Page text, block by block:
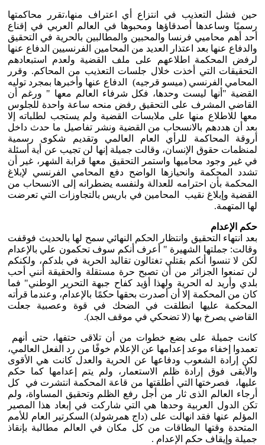
حين فشل التعذيب في انتزاع أي اعتراف منها،تقرر محاكمتها
رسميًا وساعدها أصدقاؤها ومحبوها في العالم العربي في إقناع
أحد أهم محاميي فرنسا والمحبين والمطالبين بالحرية في التحقيق
والدفاع عنها بعد اعتذار العديد من المحامين الفرنسيين الدفاع عنها
لرفض المحكمة اطلاعهم على ملف القضية ولعدم استبعادهم
التحقيقات التي أخذت خلال جلسات التعذيب من المحاكم. وقرر
المحامي الفرنسي (ميسو قرجيه) الدفاع عنها وأخبرها بمجرد توليه
القضية "أنها ليست وحدها، فكل شرفاء العالم معها " ورغم أن
القاضي المشرف على التحقيق رفض منحه ساعة واحدة للجلوس
معها للاطلاع منها على ملابسات القضية ولم يستجب لطلباته إلا
بعد أن هددهم بالانسحاب من القضية ونشر تفاصيل ما حدث داخل
أروقة المحاكمة للرأي العام العالمي وتقديم شكوى رسمية
لمنظمات حقوق الإنسان، وقالت جميلة إنها لن تجيب عن أية أسئلة
في غير وجود محاميها واستمر التحقيق معها قرابة الشهر، غير أن
تشدد المحكمة وانحيازها الواضح دفع المحامي الفرنسي لإبلاغ
المحكمة بأن احترامه للعدالة ولنفسه يضطرانه إلى الانسحاب من
القضية وإبلاغ نقيب المحامين في باريس بالتجاوزات التي تعرضت
لها المتهمة.
حكم الإعدام
بعد انتهاء التحقيق وانتظار الحكم النهائي سمح لها بالحديث فوقفت
وقالت: جملتها الشهيرة " أعرف أنكم سوف تحكمون علي بالإعدام
لكن لا تنسوا أنكم بقتلي تغتالون تقاليد الحرية في بلدكم، ولكنكم
لن تمنعوا الجزائر من أن تصبح حرة مستقلة والحقيقة أنني أحب
بلدي وأريد له الحرية ولهذا أؤيد كفاح جبهة التحرير الوطني" فما
كان من المحكمة إلا أن أصدرت بحقها حكمًا بالإعدام، وعندما قرأته
المحكمة عليها انطلقت في الضحك في قوة وعصبية جعلت
القاضي يصرخ بها (لا تضحكي في موقف الجد).
كانت جميلة على بضع خطوات من أن تلاقى حتفها، حتى أنهم
تعمدوا إخفاء موعد إعدامها عن الإعلام خوفًا من رد الفعل العالمي،
لكن إرادة الشعوب ودفاعها عن الحرية والعدل كانت هي الأقوى
والأبقى فوق إرادة ظلم الاستعمار، ولم يتم إعدامها كما حكم
عليها، فصرختها التي أطلقتها من قاعة المحكمة انتشرت في كل
أرجاء العالم الذى ثار من أجل رفع الظلم وتحقيق المساواة، ولم
تكن الدول العربية وحدها هي التي شاركت في إبعاد هذا المصير
المؤلم عنها فقد انهالت على (داج همرشولد) السكرتير العام للأمم
المتحدة وقتها البطاقات من كل مكان في العالم مطالبة بإنقاذ
جميلة وإيقاف حكم الإعدام .